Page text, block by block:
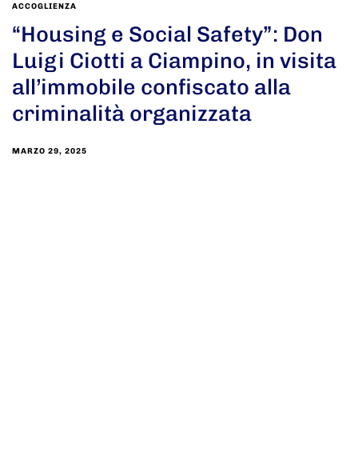
ACCOGLIENZA
“Housing e Social Safety”: Don
Luigi Ciotti a Ciampino, in visita
all’immobile confiscato alla
criminalità organizzata
MARZO 29, 2025